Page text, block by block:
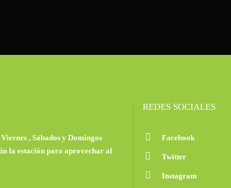
, Sábados y Domingos
la estación para aprovechar al
REDES SOCIALES
Facebook
Twitter
Instagram